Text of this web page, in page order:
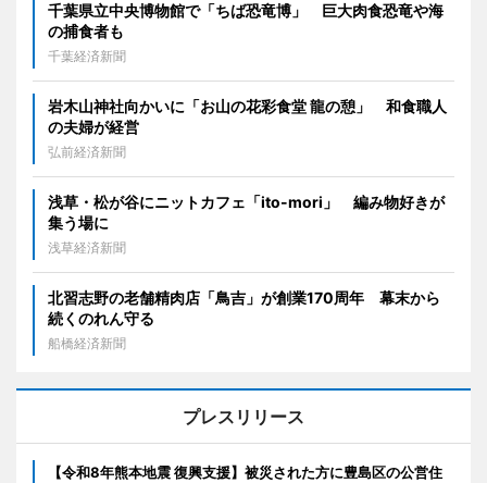
千葉県立中央博物館で「ちば恐竜博」 巨大肉食恐竜や海
の捕食者も
千葉経済新聞
岩木山神社向かいに「お山の花彩食堂 龍の憩」 和食職人
の夫婦が経営
弘前経済新聞
浅草・松が谷にニットカフェ「ito-mori」 編み物好きが
集う場に
浅草経済新聞
北習志野の老舗精肉店「鳥吉」が創業170周年 幕末から
続くのれん守る
船橋経済新聞
プレスリリース
【令和8年熊本地震 復興支援】被災された方に豊島区の公営住